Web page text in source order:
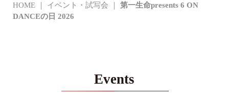
HOME イベント・試写会
第⼀⽣命presents 6 ON
DANCEの⽇ 2026
Events